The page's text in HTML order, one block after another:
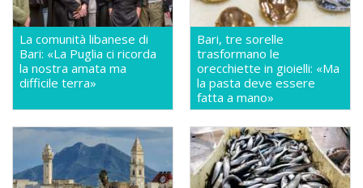
La comunità libanese di
Bari: «La Puglia ci ricorda
la nostra amata ma
difficile terra»
Bari, tre sorelle
trasformano le
orecchiette in gioielli: «Ma
la pasta deve essere
fatta a mano»